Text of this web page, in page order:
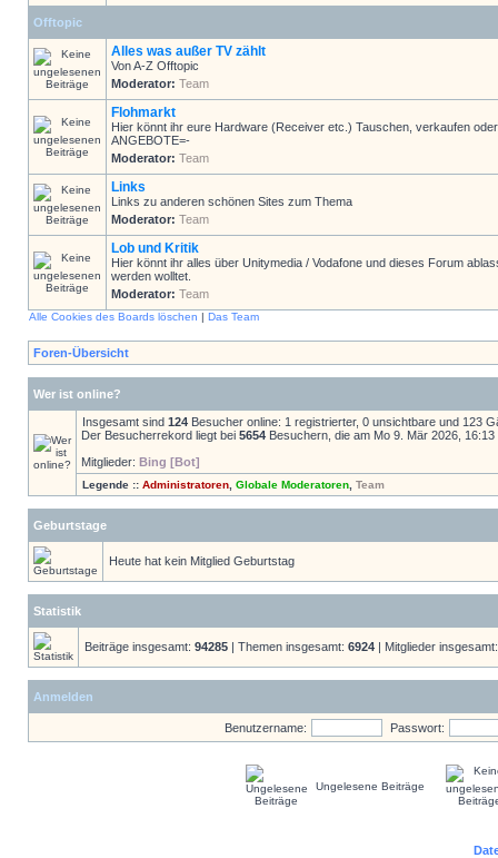
Offtopic
Alles was außer TV zählt
Von A-Z Offtopic
Moderator: Team
Flohmarkt
Hier könnt ihr eure Hardware (Receiver etc.) Tauschen, verkaufen
ANGEBOTE=-
Moderator: Team
Links
Links zu anderen schönen Sites zum Thema
Moderator: Team
Lob und Kritik
Hier könnt ihr alles über Unitymedia / Vodafone und dieses Forum
werden wolltet.
Moderator: Team
Alle Cookies des Boards löschen | Das Team
Foren-Übersicht
Wer ist online?
Insgesamt sind 124 Besucher online: 1 registrierter, 0 unsichtbare und 123
Der Besucherrekord liegt bei 5654 Besuchern, die am Mo 9. Mär 2026,
Mitglieder: Bing [Bot]
Legende :: Administratoren Globale Moderatoren Team
Geburtstage
Heute hat kein Mitglied Geburtstag
Statistik
Beiträge insgesamt: 94285 | Themen insgesamt: 6924 | Mitglieder
Anmelden
Benutzername: Passwort:
Ungelesene Beiträge